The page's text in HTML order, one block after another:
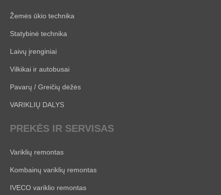
Žemės ūkio technika
Statybinė technika
Laivų įrenginiai
Vilkikai ir autobusai
Pavarų / Greičių dėžės
VARIKLIŲ DALYS
PREKĖS IR SERVISAS
Variklių remontas
Kombainų variklių remontas
IVECO variklio remontas